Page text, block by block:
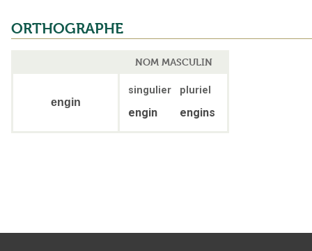
ORTHOGRAPHE
NOM MASCULIN
engin
singulier pluriel
engin engins